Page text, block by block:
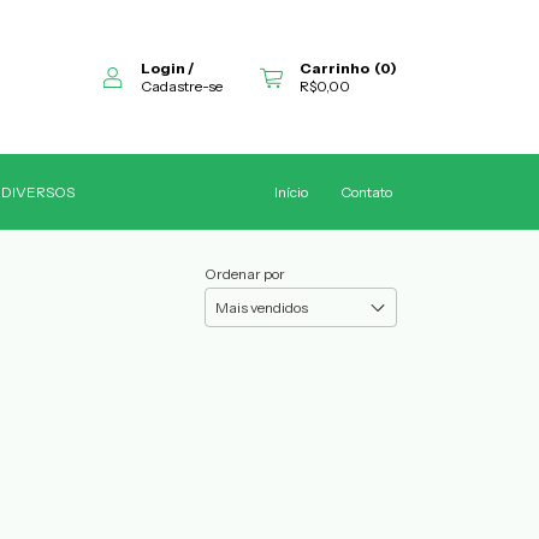
Login /
Cadastre-se
Carrinho (0)
R$0,00
DIVERSOS Início Contato
Ordenar por